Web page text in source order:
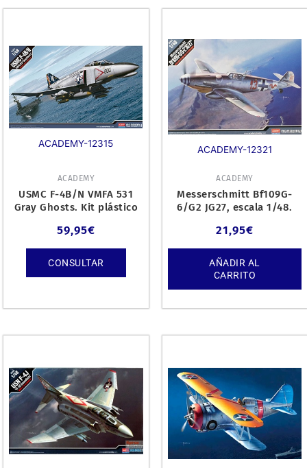
ACADEMY-12315
ACADEMY
USMC F-4B/N VMFA 531
Gray Ghosts. Kit plástico
59,95€
CONSULTAR
ACADEMY-12321
ACADEMY
Messerschmitt Bf109G-
6/G2 JG27, escala 1/48.
21,95€
AÑADIR AL
CARRITO